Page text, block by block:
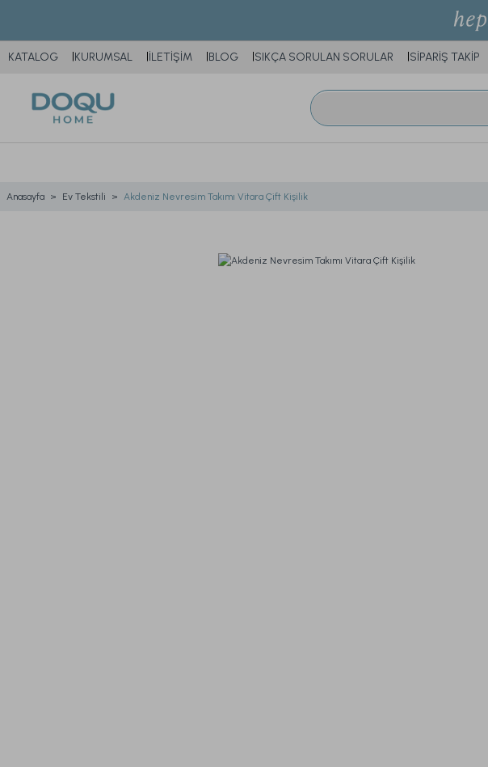
KATALOG KURUMSAL İLETİŞİM BLOG SIKÇA SORULAN SORULAR SİPARİŞ TAKİP
Anasayfa Ev Tekstili Akdeniz Nevresim Takımı Vitara Çift Kişilik